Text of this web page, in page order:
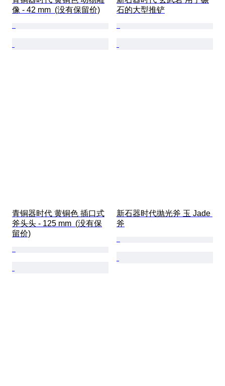
像 - 42 mm  (没有保留价)
石的大型推铲
青铜器时代 黄铜色 插口式
斧头头 - 125 mm  (没有保
留价)
新石器时代抛光斧 玉 Jade
斧